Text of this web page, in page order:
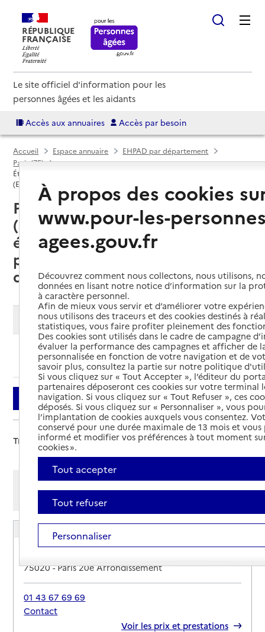
RÉPUBLIQUE
FRANÇAISE
Le site officiel d'information pour les
personnes âgées et les aidants
Accès aux annuaires Accès par besoin
Accueil Espace annuaire
EHPAD par département
Paris (75)
Établissement d'hébergement pour personnes âgées dépendantes
(EHPAD)
Paris 20e Arrondissement
(75020) : liste des 8
établissements d'hébergement
pour personnes âgées
dépendantes (EHPAD)
Modifier ma recherche
Ajouter cette recherche aux favoris
Filtrer
Trier par :
Afficher les résultats par:
Mode liste
EHPAD Alquier-Debrousse
75020-Paris 20e Arrondissement
01 43 67 69 69
Contact
Voir les prix et prestations
À propos des cookies
www.pour-les-
agees.gouv.fr
Découvrez comment nous collectons, nous utilisons,
données en lisant notre notice d’information sur la
à caractère personnel.
Afin de mieux vous servir et d’améliorer votre
nous utilisons des traceurs et des cookies destinés à
statistiques, vous faire profiter pleinement des
Des cookies sont utilisés dans le cadre de campagne
évaluer la performance des campagnes et afficher de
personnalisée en fonction de votre navigation et de
savoir plus, consultez la partie sur notre politique
Si vous cliquez sur « Tout Accepter », l’éditeur du
partenaires déposeront ces cookies sur votre terminal
navigation. Si vous cliquez sur « Tout Refuser », ces
déposés. Si vous cliquez sur « Personnaliser », vous
l’implantation de cookies auxquels vous consentez.
conservé pour une durée maximale de 13 mois et
informé et modifier vos préférences à tout moment
cookies ».
Tout accepter
Tout refuser
Personnaliser